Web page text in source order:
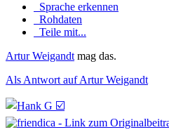
Sprache erkennen
Rohdaten
Teile mit...
Artur Weigandt mag das.
Als Antwort auf Artur Weigandt